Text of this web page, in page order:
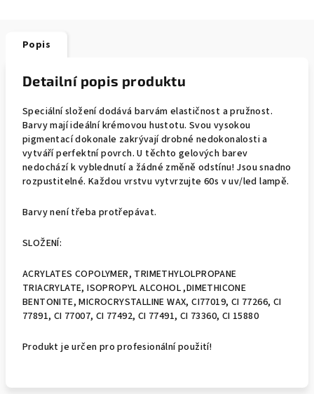
Popis
Detailní popis produktu
Speciální složení dodává barvám elastičnost a pružnost.
Barvy mají ideální krémovou hustotu. Svou vysokou
pigmentací dokonale zakrývají drobné nedokonalosti a
vytváří perfektní povrch. U těchto gelových barev
nedochází k vyblednutí a žádné změně odstínu! Jsou snadno
rozpustitelné. Každou vrstvu vytvrzujte 60s v uv/led lampě.
Barvy není třeba protřepávat.
SLOŽENÍ:
ACRYLATES COPOLYMER, TRIMETHYLOLPROPANE
TRIACRYLATE, ISOPROPYL ALCOHOL ,DIMETHICONE
BENTONITE, MICROCRYSTALLINE WAX, CI77019, CI 77266, CI
77891, CI 77007, CI 77492, CI 77491, CI 73360, CI 15880
Produkt je určen pro profesionální použití!